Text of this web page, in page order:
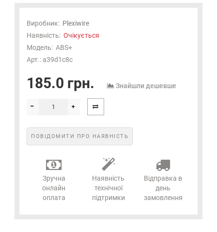
Виробник: Plexiwire
Наявність: Очікується
Модель: ABS+
Арт.: a39d1c8c
185.0 грн. Знайшли дешевше
ПОВІДОМИТИ ПРО НАЯВНІСТЬ
Зручна
онлайн
оплата
Наявність
технічної
підтримки
Відправка в
день
замовлення